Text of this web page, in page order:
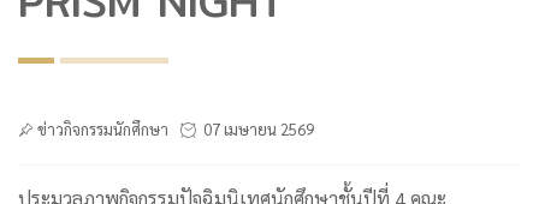
ข่าวกิจกรรมนักศึกษา 07 เมษายน 2569
ประมวลภาพกิจกรรมปัจฉิมนิเทศนักศึกษาชั้นปีที่ 4 คณะ